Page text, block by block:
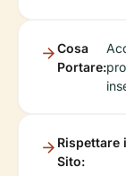
Cosa
Portare:
Rispettare
Sito: